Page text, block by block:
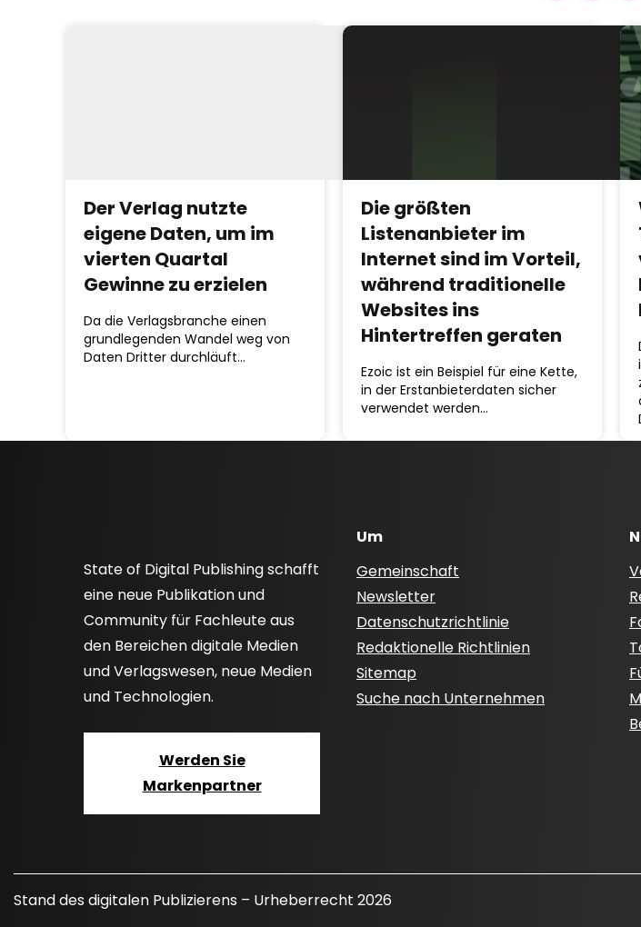
Der Verlag nutzte
eigene Daten, um im
vierten Quartal
Gewinne zu erzielen
Da die Verlagsbranche einen
grundlegenden Wandel weg von
Daten Dritter durchläuft…
Die größten
Listenanbieter im
Internet sind im Vorteil,
während traditionelle
Websites ins
Hintertreffen geraten
Ezoic ist ein Beispiel für eine Kette,
in der Erstanbieterdaten sicher
verwendet werden…
State of Digital Publishing schafft
eine neue Publikation und
Community für Fachleute aus
den Bereichen digitale Medien
und Verlagswesen, neue Medien
und Technologien.
Werden Sie
Markenpartner
Um
Gemeinschaft
Newsletter
Datenschutzrichtlinie
Redaktionelle Richtlinien
Sitemap
Suche nach Unternehmen
Stand des digitalen Publizierens – Urheberrecht 2026